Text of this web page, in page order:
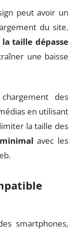
peut avoir un
du site.
la taille dépasse
une baisse
des
en utilisant
la taille des
avec les
smartphones,